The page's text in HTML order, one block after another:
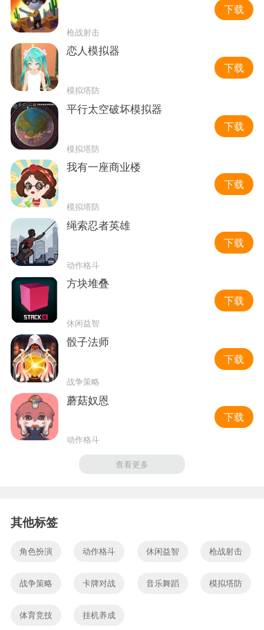
枪战射击
下载
恋人模拟器
模拟塔防
下载
平行太空破坏模拟器
模拟塔防
下载
我有一座商业楼
模拟塔防
下载
绳索忍者英雄
动作格斗
下载
方块堆叠
休闲益智
下载
骰子法师
战争策略
下载
蘑菇奴恩
动作格斗
下载
查看更多
其他标签
角色扮演 动作格斗 休闲益智 枪战射击
战争策略 卡牌对战 音乐舞蹈 模拟塔防
体育竞技 挂机养成